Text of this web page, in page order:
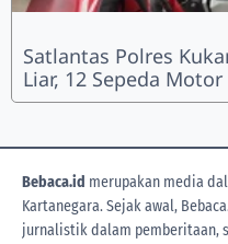
Satlantas Polres
Liar, 12 Sepeda
Bebaca.id merupakan media
Kartanegara. Sejak awal,
jurnalistik dalam pemberitaan,